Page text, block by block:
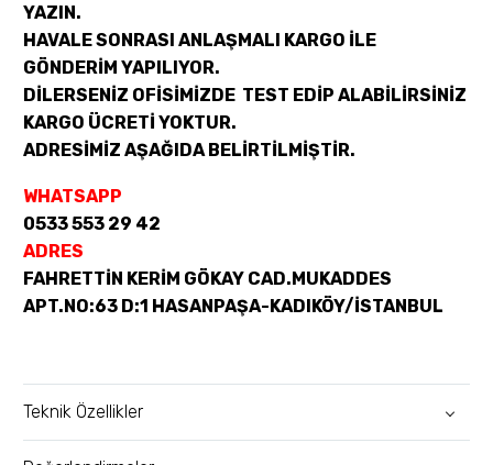
YAZIN.
HAVALE SONRASI ANLAŞMALI KARGO İLE
GÖNDERİM YAPILIYOR.
DİLERSENİZ OFİSİMİZDE TEST EDİP ALABİLİRSİNİZ
KARGO ÜCRETİ YOKTUR.
ADRESİMİZ AŞAĞIDA BELİRTİLMİŞTİR.
WHATSAPP
0533 553 29 42
ADRES
FAHRETTİN KERİM GÖKAY CAD.MUKADDES
APT.NO:63 D:1 HASANPAŞA-KADIKÖY/İSTANBUL
Teknik Özellikler